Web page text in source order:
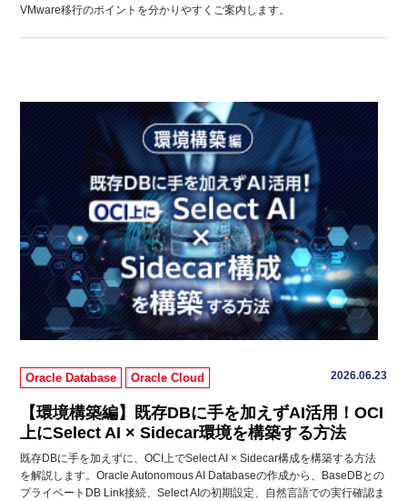
VMware移行のポイントを分かりやすくご案内します。
Oracle Database Oracle Cloud 2026.06.23
【環境構築編】既存DBに手を加えずAI活用！OCI
上にSelect AI × Sidecar環境を構築する方法
既存DBに手を加えずに、OCI上でSelect AI × Sidecar構成を構築する方法
を解説します。Oracle Autonomous AI Databaseの作成から、BaseDBとの
プライベートDB Link接続、Select AIの初期設定、自然言語での実行確認ま